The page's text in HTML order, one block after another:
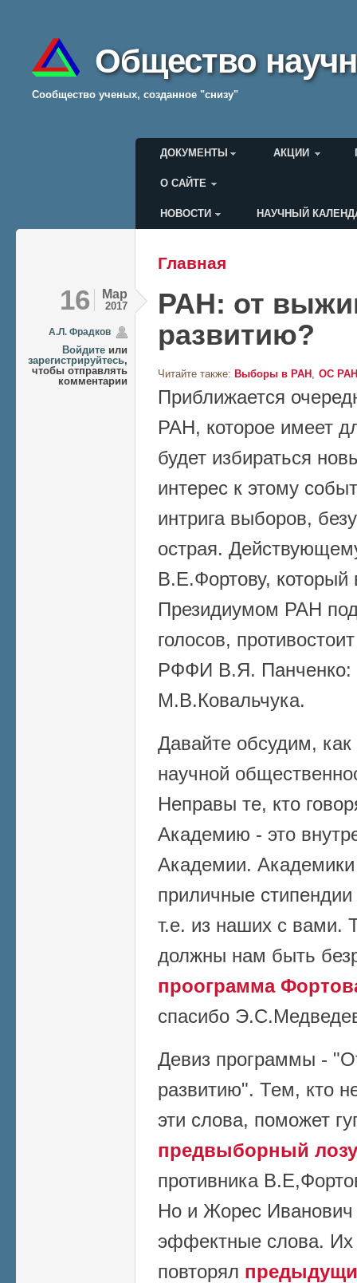
Общество
Cообщество ученых, созданное "снизу"
Главное меню
ДОКУМЕНТЫ АКЦИИ
О САЙТЕ
Меню пользователя
НОВОСТИ НАУЧНЫЙ
Вы здесь
Главная
16 Мар
2017
А.Л. Фрадков
Войдите или
зарегистрируйтесь,
чтобы отправлять
комментарии
РАН: от
развитию?
Читайте также: Выборы в РАН ОС РАН
Приближается
РАН, которое имеет
будет избираться
интерес к этому
интрига выборов,
острая.
В.Е.Фортову,
Президиумом РАН
голосов,
РФФИ В.Я. Панченко:
М.В.Ковальчука.
Давайте обсудим,
научной
Неправы те, кто
Академию - это
Академии.
приличные
т.е. из наших с вами.
должны нам быть
проограмма
спасибо
Девиз программы -
развитию". Тем, кто
эти слова, поможет
предвыборный
противника
Но и Жорес
эффектные слова. Их
повторял